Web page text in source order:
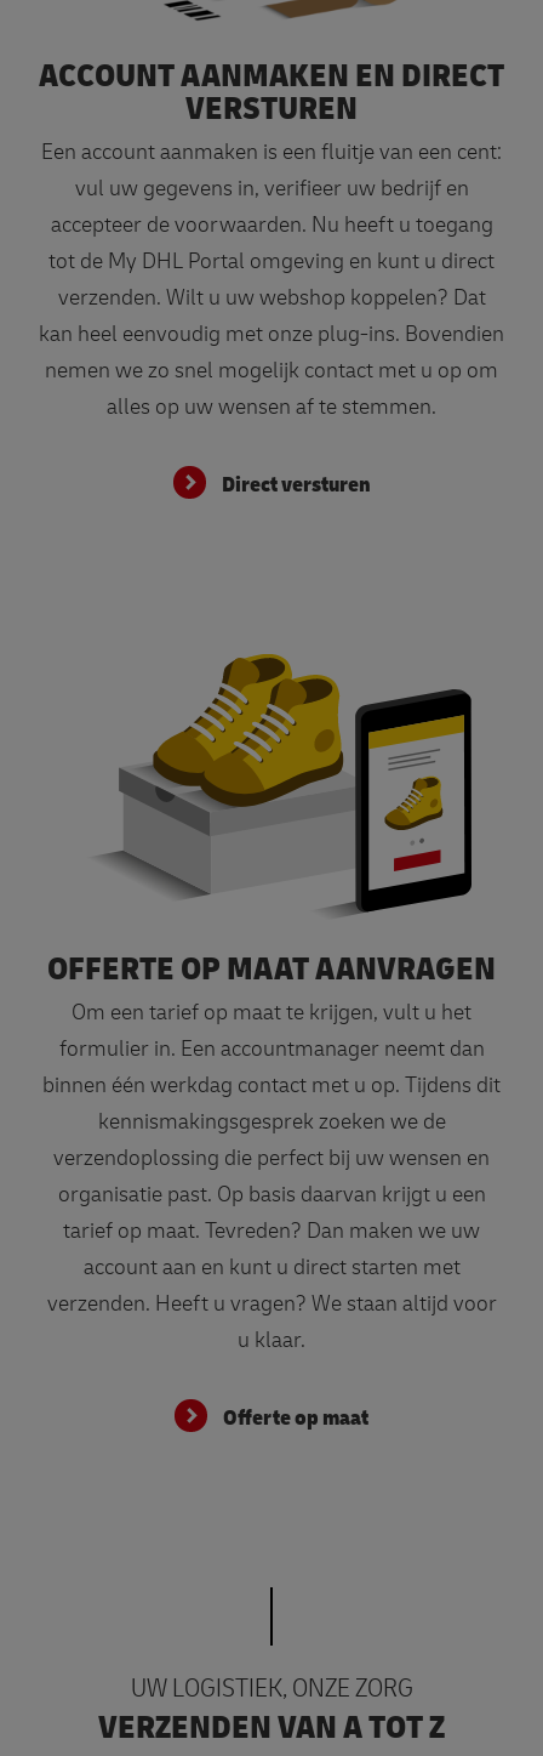
ACCOUNT AANMAKEN EN DIRECT
VERSTUREN
Een account aanmaken is een fluitje van een cent:
vul uw gegevens in, verifieer uw bedrijf en
accepteer de voorwaarden. Nu heeft u toegang
tot de My DHL Portal omgeving en kunt u direct
verzenden. Wilt u uw webshop koppelen? Dat
kan heel eenvoudig met onze plug-ins. Bovendien
nemen we zo snel mogelijk contact met u op om
alles op uw wensen af te stemmen.
Direct versturen
Offerte op maat
OFFERTE OP MAAT AANVRAGEN
Om een tarief op maat te krijgen, vult u het
formulier in. Een accountmanager neemt dan
binnen één werkdag contact met u op. Tijdens dit
kennismakingsgesprek zoeken we de
verzendoplossing die perfect bij uw wensen en
organisatie past. Op basis daarvan krijgt u een
tarief op maat. Tevreden? Dan maken we uw
account aan en kunt u direct starten met
verzenden. Heeft u vragen? We staan altijd voor
u klaar.
Offerte op maat
UW LOGISTIEK, ONZE ZORG
VERZENDEN VAN A TOT Z